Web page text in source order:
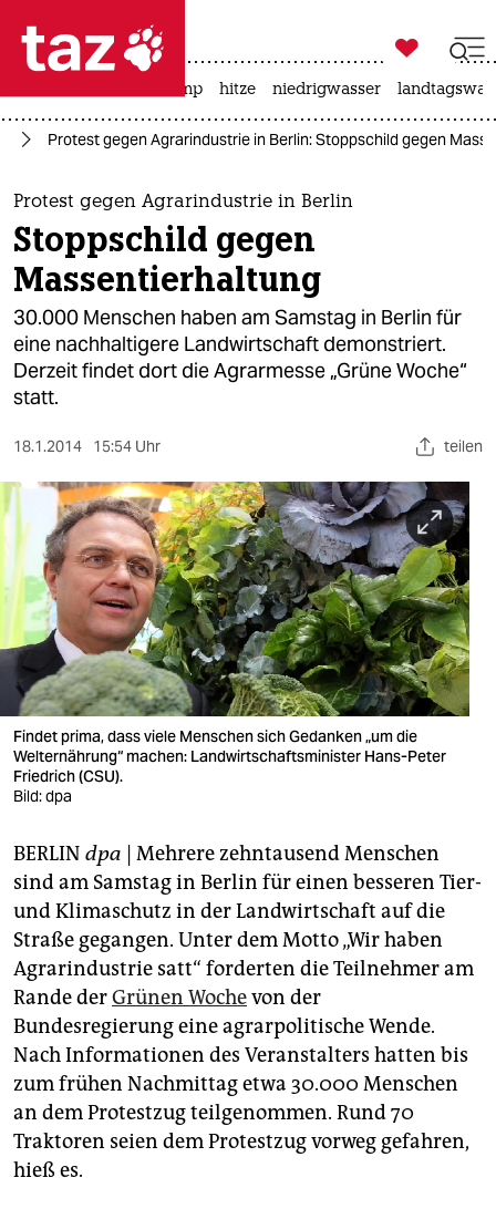
 taz zahl ich
taz zahl ich
themen
politik
öko
gesellschaft
kultur
sport
berlin
nord
wahrheit
verlag
verlag
veranstaltungen
shop
unterstützen
abo
genossenschaft
epaper login

taz zahl ich
usa unter trump hitze niedrigwasser
Protest gegen Agrarindustrie in Berlin: Stoppschild gegen
Protest gegen Agrarindustrie in Berlin
Stoppschild gegen
Massentierhaltung
30.000 Menschen haben am Samstag in Berlin für
eine nachhaltigere Landwirtschaft demonstriert.
Derzeit findet dort die Agrarmesse „Grüne Woche“
statt.
18.1.2014 15:54 Uhr teilen
Findet prima, dass viele Menschen sich Gedanken „um die
Welternährung“ machen: Landwirtschaftsminister Hans-Peter
Friedrich (CSU).
Bild: dpa
BERLIN dpa | Mehrere zehntausend Menschen
sind am Samstag in Berlin für einen besseren Tier-
und Klimaschutz in der Landwirtschaft auf die
Straße gegangen. Unter dem Motto „Wir haben
Agrarindustrie satt“ forderten die Teilnehmer am
Rande derGrünen Wochevon der
Bundesregierung eine agrarpolitische Wende.
Nach Informationen des Veranstalters hatten bis
zum frühen Nachmittag etwa 30.000 Menschen
an dem Protestzug teilgenommen. Rund 70
Traktoren seien dem Protestzug vorweg gefahren,
hieß es.